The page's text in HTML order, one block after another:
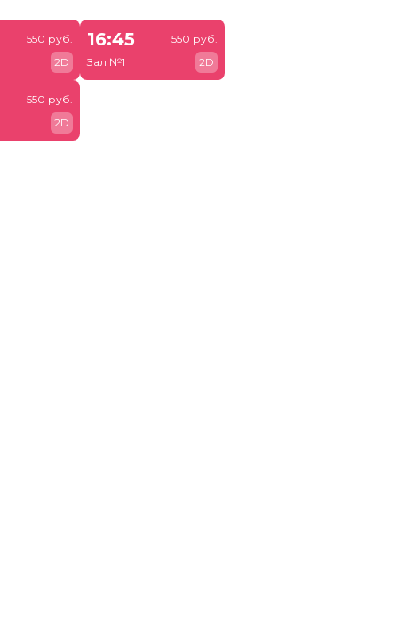
550 руб.
2D
16:45
Зал №1
550 руб.
2D
550 руб.
2D